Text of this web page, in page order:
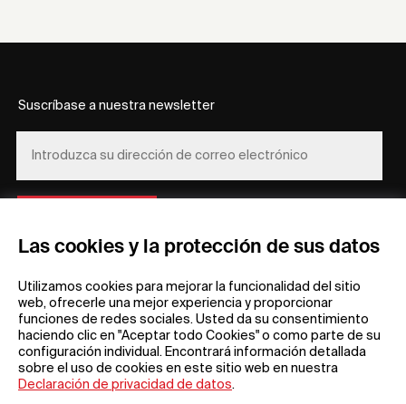
Las cookies y la protección de sus datos
Utilizamos cookies para mejorar la funcionalidad del sitio
web, ofrecerle una mejor experiencia y proporcionar
funciones de redes sociales. Usted da su consentimiento
haciendo clic en "Aceptar todo Cookies" o como parte de su
configuración individual. Encontrará información detallada
sobre el uso de cookies en este sitio web en nuestra
Declaración de privacidad de datos.
Información general
Preguntas frecuentes
Empresa
my iF
Suscríbase a nuestra newsletter